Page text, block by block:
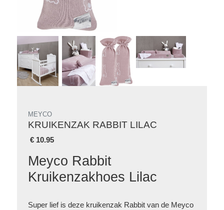
MEYCO
KRUIKENZAK RABBIT LILAC
€ 10.95
Meyco Rabbit
Kruikenzakhoes Lilac
Super lief is deze kruikenzak Rabbit van de Meyco